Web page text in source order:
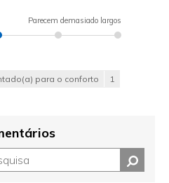
Parecem demasiado largos
para o conforto 1